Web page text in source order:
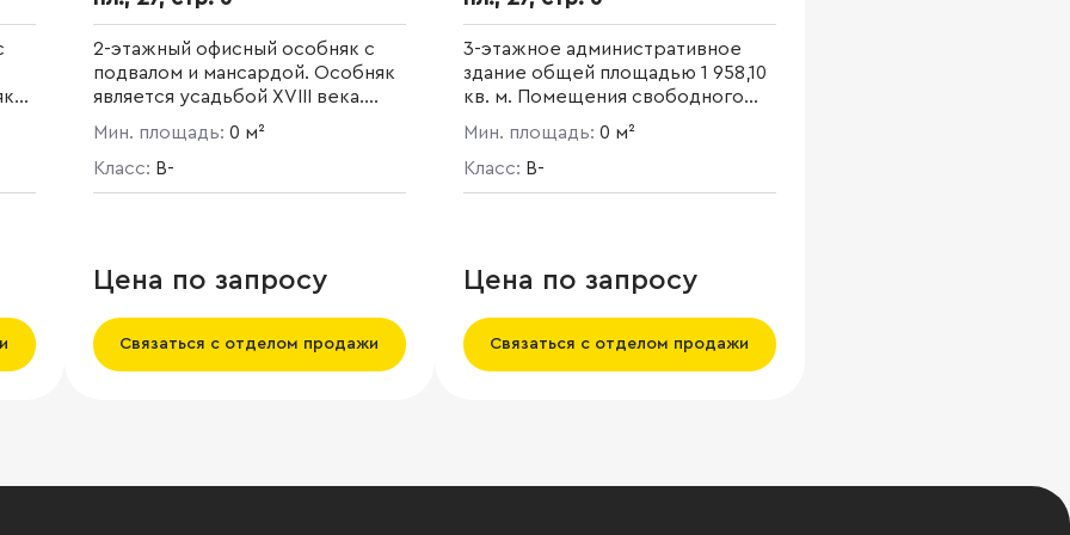
2-этажный офисный особняк с
подвалом и мансардой. Особняк
является усадьбой XVIII века.
Памятник архитектуры. Общая
площадь 960,1 кв. м.
Благоустроенная территория.
Мин. площадь: 0 м²
Класс: B-
Цена по запросу
Связаться с отделом продажи
3-этажное административное
здание общей площадью 1 958,10
кв. м. Помещения свободного
назначения.
Мин. площадь: 0 м²
Класс: B-
Цена по запросу
Связаться с отделом продажи